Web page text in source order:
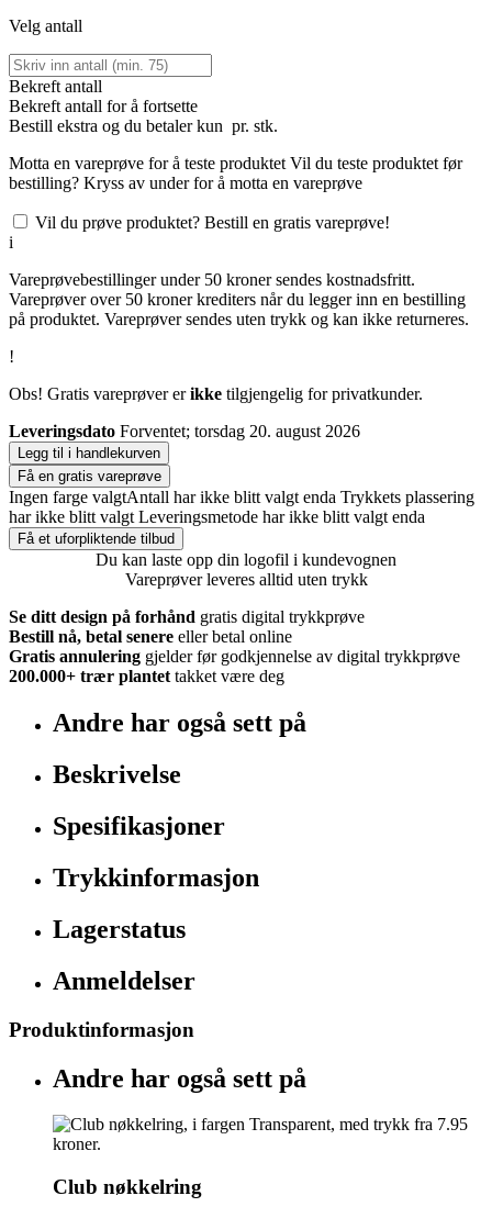
Velg antall
Bekreft antall
Bekreft antall for å fortsette
Bestill ekstra og du betaler kun pr. stk.
Motta en vareprøve for å teste produktet Vil du teste produktet før
bestilling? Kryss av under for å motta en vareprøve
Vil du prøve produktet? Bestill en gratis vareprøve!
i
Vareprøvebestillinger under 50 kroner sendes kostnadsfritt.
Vareprøver over 50 kroner krediters når du legger inn en bestilling
på produktet. Vareprøver sendes uten trykk og kan ikke returneres.
!
Obs! Gratis vareprøver erikke tilgjengelig for privatkunder.
Leveringsdato Forventet; torsdag 20. august 2026
Legg til i handlekurven
Få en gratis vareprøve
Ingen farge valgtAntall har ikke blitt valgt enda Trykkets plassering
har ikke blitt valgt Leveringsmetode har ikke blitt valgt enda
Få et uforpliktende tilbud
Du kan laste opp din logofil i kundevognen
Vareprøver leveres alltid uten trykk
Se ditt design på forhånd gratis digital trykkprøve
Bestill nå, betal senere eller betal online
Gratis annulering gjelder før godkjennelse av digital trykkprøve
200.000+ trær plantet takket være deg
Andre har også sett på
Beskrivelse
Spesifikasjoner
Trykkinformasjon
Lagerstatus
Anmeldelser
Produktinformasjon
Andre har også sett på
Club nøkkelring